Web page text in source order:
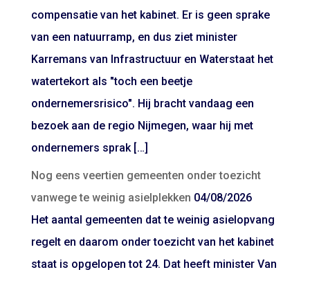
compensatie van het kabinet. Er is geen sprake
van een natuurramp, en dus ziet minister
Karremans van Infrastructuur en Waterstaat het
watertekort als "toch een beetje
ondernemersrisico". Hij bracht vandaag een
bezoek aan de regio Nijmegen, waar hij met
ondernemers sprak […]
Nog eens veertien gemeenten onder toezicht
vanwege te weinig asielplekken 04/08/2026
Het aantal gemeenten dat te weinig asielopvang
regelt en daarom onder toezicht van het kabinet
staat is opgelopen tot 24. Dat heeft minister Van